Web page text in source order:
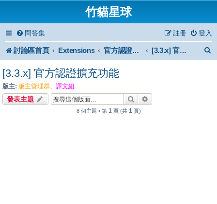
竹貓星球
問答集 登入
註冊
討論區首頁 Extensions 官方認證擴充功能 [3.3.x] 官方認證擴充功能
[3.3.x] 官方認證擴充功能
版主: 版主管理群、 譯文組
發表主題 搜尋
8 個主題 • 第 1 頁 (共 1 頁)